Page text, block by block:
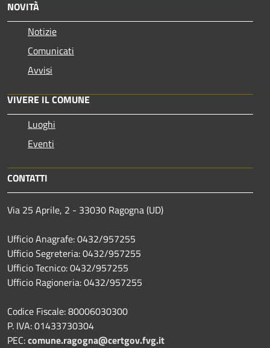
NOVITÀ
Notizie
Comunicati
Avvisi
VIVERE IL COMUNE
Luoghi
Eventi
CONTATTI
Via 25 Aprile, 2 - 33030 Ragogna (UD)
Ufficio Anagrafe: 0432/957255
Ufficio Segreteria: 0432/957255
Ufficio Tecnico: 0432/957255
Ufficio Ragioneria: 0432/957255
Codice Fiscale: 80006030300
P. IVA: 01433730304
PEC:comune.ragogna@certgov.fvg.it